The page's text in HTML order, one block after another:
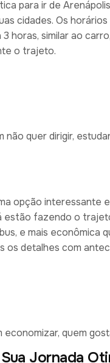
para ir de
cidades. Os
horas, similar ao
o trajeto.
quer dirigir,
opção interessante
fazendo o
e mais econômica
detalhes com
economizar, quem
Jornada